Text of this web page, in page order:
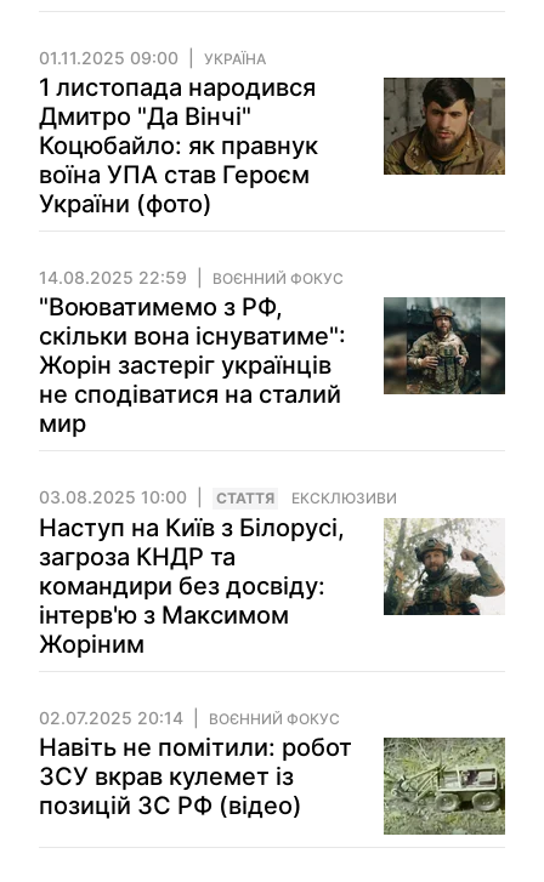
01.11.2025 09:00 УКРАЇНА
1 листопада народився
Дмитро "Да Вiнчi"
Коцюбайло: як правнук
воїна УПА став Героєм
України (фото)
14.08.2025 22:59 ВОЄННИЙ ФОКУС
"Воюватимемо з РФ,
скільки вона існуватиме":
Жорін застеріг українців
не сподіватися на сталий
мир
03.08.2025 10:00 СТАТТЯ ЕКСКЛЮЗИВИ
Наступ на Київ з Білорусі,
загроза КНДР та
командири без досвіду:
інтерв'ю з Максимом
Жоріним
02.07.2025 20:14 ВОЄННИЙ ФОКУС
Навіть не помітили: робот
ЗСУ вкрав кулемет із
позицій ЗС РФ (відео)